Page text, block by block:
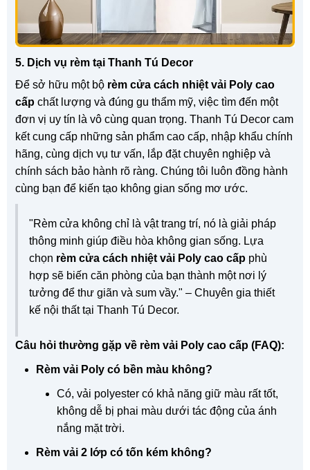
5. Dịch vụ rèm tại Thanh Tú Decor
Để sở hữu một bộ rèm cửa cách nhiệt vải Poly cao
cấp chất lượng và đúng gu thẩm mỹ, việc tìm đến một
đơn vị uy tín là vô cùng quan trọng. Thanh Tú Decor cam
kết cung cấp những sản phẩm cao cấp, nhập khẩu chính
hãng, cùng dịch vụ tư vấn, lắp đặt chuyên nghiệp và
chính sách bảo hành rõ ràng. Chúng tôi luôn đồng hành
cùng bạn để kiến tạo không gian sống mơ ước.
"Rèm cửa không chỉ là vật trang trí, nó là giải pháp
thông minh giúp điều hòa không gian sống. Lựa
chọn rèm cửa cách nhiệt vải Poly cao cấp phù
hợp sẽ biến căn phòng của bạn thành một nơi lý
tưởng để thư giãn và sum vầy." – Chuyên gia thiết
kế nội thất tại Thanh Tú Decor.
Câu hỏi thường gặp về rèm vải Poly cao cấp (FAQ):
Rèm vải Poly có bền màu không?
Có, vải polyester có khả năng giữ màu rất tốt,
không dễ bị phai màu dưới tác động của ánh
nắng mặt trời.
Rèm vải 2 lớp có tốn kém không?